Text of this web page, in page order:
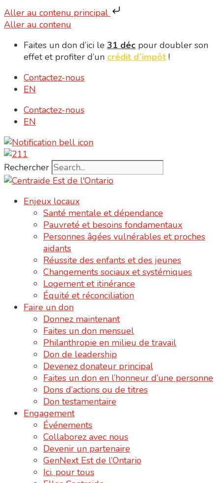
Aller au contenu principal
Aller au contenu
Faites un don d’ici le 31 déc pour doubler son
effet et profiter d’un crédit d’impôt !
Contactez-nous
EN
Contactez-nous
EN
Rechercher
Enjeux locaux
Santé mentale et dépendance
Pauvreté et besoins fondamentaux
Personnes âgées vulnérables et proches
aidants
Réussite des enfants et des jeunes
Changements sociaux et systémiques
Logement et itinérance
Équité et réconciliation
Faire un don
Donnez maintenant
Faites un don mensuel
Philanthropie en milieu de travail
Don de leadership
Devenez donateur principal
Faites un don en l’honneur d’une personne
Dons d’actions ou de titres
Don testamentaire
Engagement
Événements
Collaborez avec nous
Devenir un partenaire
GenNext Est de l’Ontario
Ici, pour tous